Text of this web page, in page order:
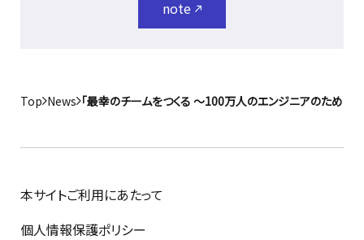
note
Top News 「最幸のチームをつくる 〜100万人のエンジニアのために
本サイトご利用にあたって
個人情報保護ポリシー